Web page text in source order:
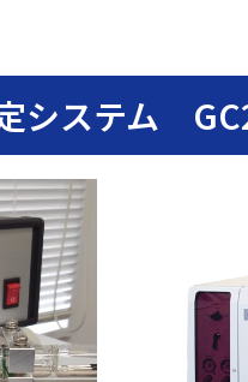
システム